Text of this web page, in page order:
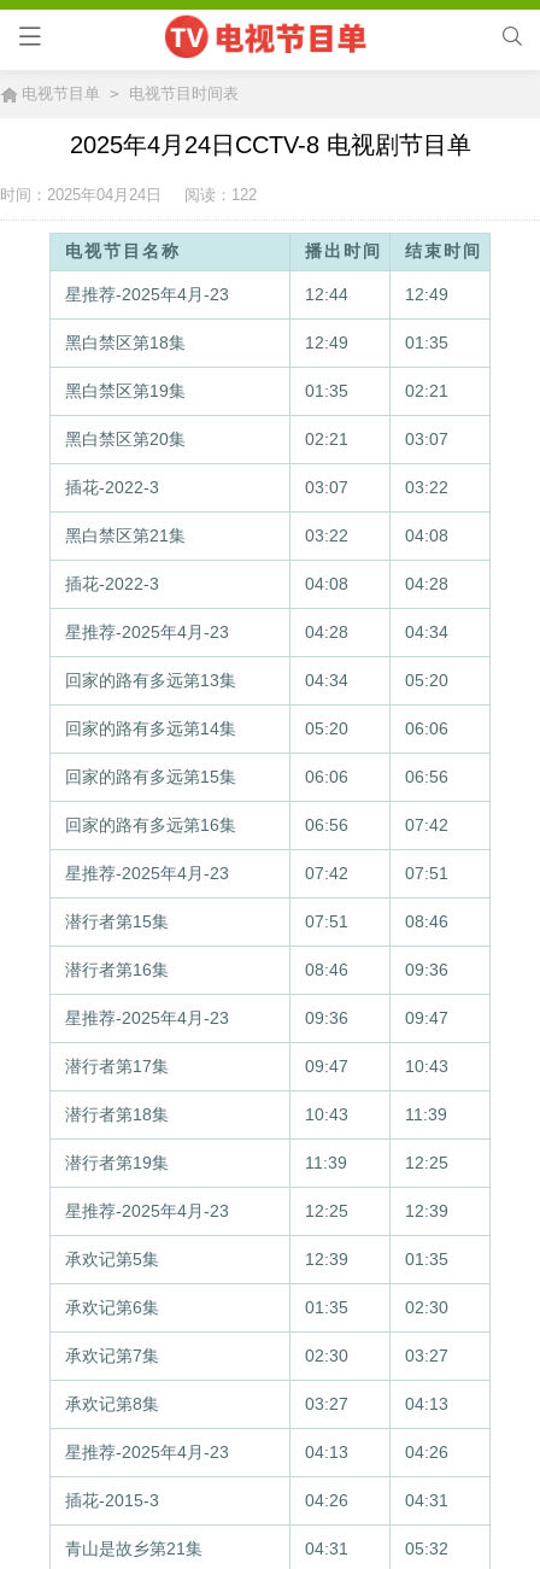
电视节目单 > 电视节目时间表
2025年4月24日CCTV-8 电视剧节目单
时间： 2025年04月24日 阅读：122
电视节目名称 播出时间 结束时间
星推荐-2025年4月-23 12:44 12:49
黑白禁区第18集 12:49 01:35
黑白禁区第19集 01:35 02:21
黑白禁区第20集 02:21 03:07
插花-2022-3 03:07 03:22
黑白禁区第21集 03:22 04:08
插花-2022-3 04:08 04:28
星推荐-2025年4月-23 04:28 04:34
回家的路有多远第13集 04:34 05:20
回家的路有多远第14集 05:20 06:06
回家的路有多远第15集 06:06 06:56
回家的路有多远第16集 06:56 07:42
星推荐-2025年4月-23 07:42 07:51
潜行者第15集 07:51 08:46
潜行者第16集 08:46 09:36
星推荐-2025年4月-23 09:36 09:47
潜行者第17集 09:47 10:43
潜行者第18集 10:43 11:39
潜行者第19集 11:39 12:25
星推荐-2025年4月-23 12:25 12:39
承欢记第5集 12:39 01:35
承欢记第6集 01:35 02:30
承欢记第7集 02:30 03:27
承欢记第8集 03:27 04:13
星推荐-2025年4月-23 04:13 04:26
插花-2015-3 04:26 04:31
青山是故乡第21集 04:31 05:32